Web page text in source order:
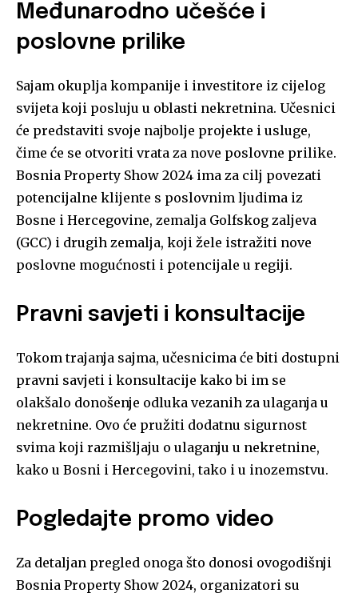
Međunarodno učešće i
poslovne prilike
Sajam okuplja kompanije i investitore iz cijelog
svijeta koji posluju u oblasti nekretnina. Učesnici
će predstaviti svoje najbolje projekte i usluge,
čime će se otvoriti vrata za nove poslovne prilike.
Bosnia Property Show 2024 ima za cilj povezati
potencijalne klijente s poslovnim ljudima iz
Bosne i Hercegovine, zemalja Golfskog zaljeva
(GCC) i drugih zemalja, koji žele istražiti nove
poslovne mogućnosti i potencijale u regiji.
Pravni savjeti i konsultacije
Tokom trajanja sajma, učesnicima će biti dostupni
pravni savjeti i konsultacije kako bi im se
olakšalo donošenje odluka vezanih za ulaganja u
nekretnine. Ovo će pružiti dodatnu sigurnost
svima koji razmišljaju o ulaganju u nekretnine,
kako u Bosni i Hercegovini, tako i u inozemstvu.
Pogledajte promo video
Za detaljan pregled onoga što donosi ovogodišnji
Bosnia Property Show 2024, organizatori su